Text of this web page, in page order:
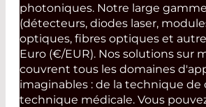
photoniques. Notre large
(détecteurs, diodes laser,
optiques, fibres optiques et
Euro (€/EUR). Nos solutions sur
couvrent tous les domaines
imaginables : de la technique de
technique médicale. Vous